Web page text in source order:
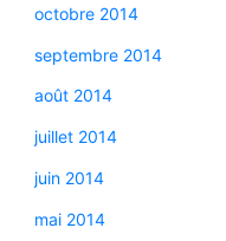
octobre 2014
septembre 2014
août 2014
juillet 2014
juin 2014
mai 2014